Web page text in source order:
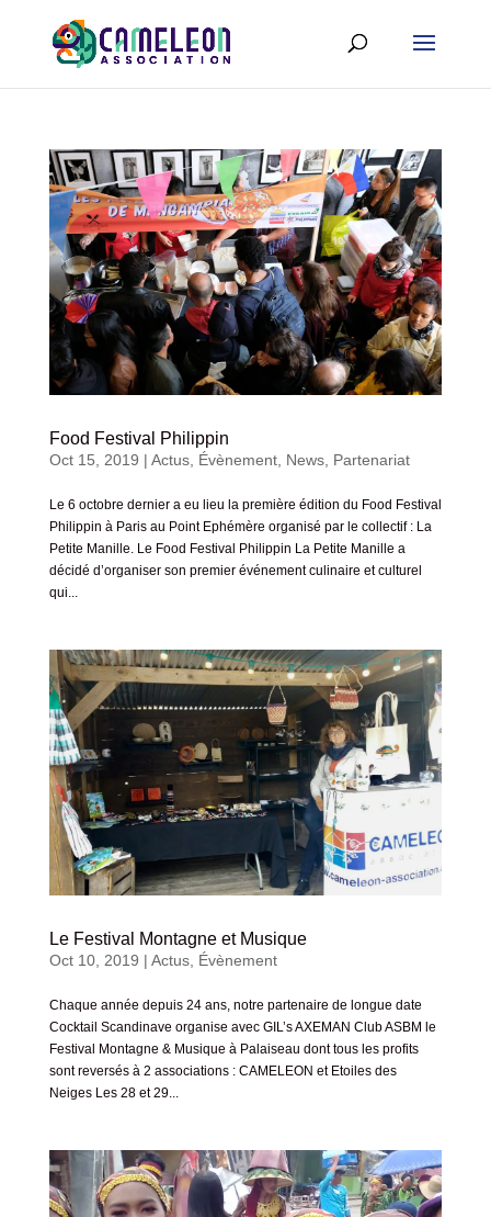
Food Festival Philippin
Oct 15, 2019 | Actus, Évènement, News, Partenariat
Le 6 octobre dernier a eu lieu la première édition du Food Festival
Philippin à Paris au Point Ephémère organisé par le collectif : La
Petite Manille. Le Food Festival Philippin La Petite Manille a
décidé d’organiser son premier événement culinaire et culturel
qui...
Le Festival Montagne et Musique
Oct 10, 2019 | Actus, Évènement
Chaque année depuis 24 ans, notre partenaire de longue date
Cocktail Scandinave organise avec GIL’s AXEMAN Club ASBM le
Festival Montagne & Musique à Palaiseau dont tous les profits
sont reversés à 2 associations : CAMELEON et Etoiles des
Neiges Les 28 et 29...